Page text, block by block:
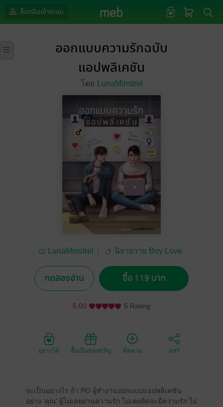
ล็อกอินเข้าระบบ
ออกแบบความรักฉบับ
แอปพลิเคชัน
โดย LunaMinstrel
LunaMinstrel
นิยายวาย Boy Love
ทดลองอ่าน ซื้อ 119 บาท
5.00 5 Rating
อยากได้ ซื้อเป็นของขวัญ ติดตาม แชร์
จะเป็นอย่างไร ถ้า PO ผู้ทำงานออกแบบแอปพลิเคชัน
อย่าง 'คุณ' ผู้ไม่เคยผ่านความรัก ไม่เคยคิดจะมีความรัก ไม่